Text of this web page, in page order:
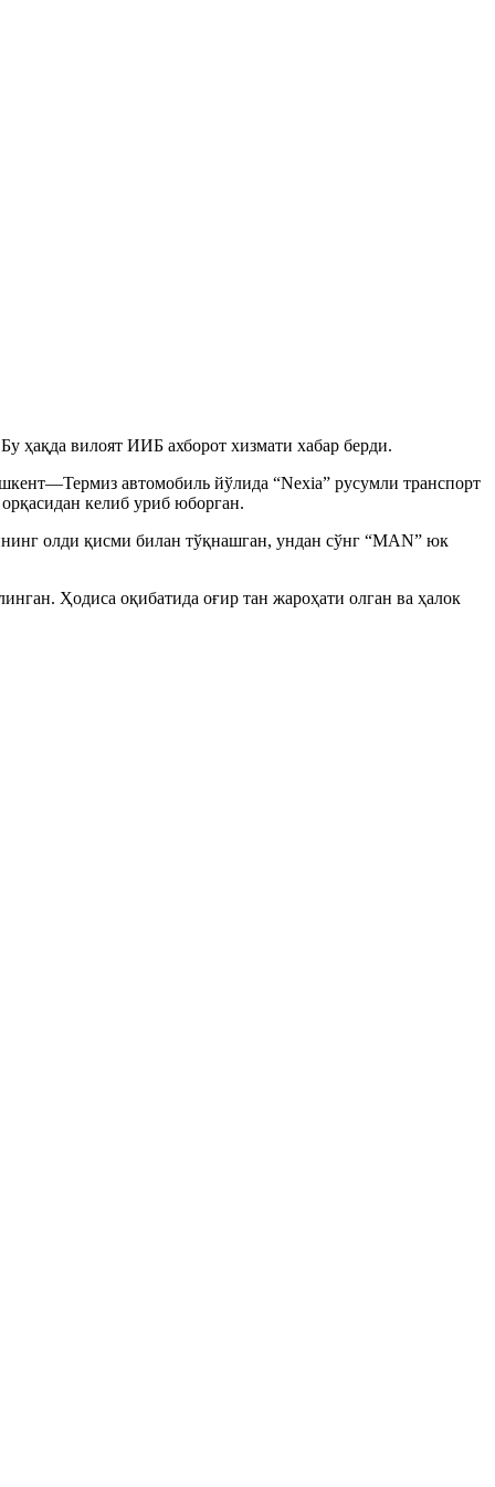
ҳақда вилоят ИИБ ахборот хизмати хабар берди.
автомобиль йўлида “Nexia” русумли транспорт
келиб уриб юборган.
олди қисми билан тўқнашган, ундан сўнг “MAN” юк
Ҳодиса оқибатида оғир тан жароҳати олган ва ҳалок